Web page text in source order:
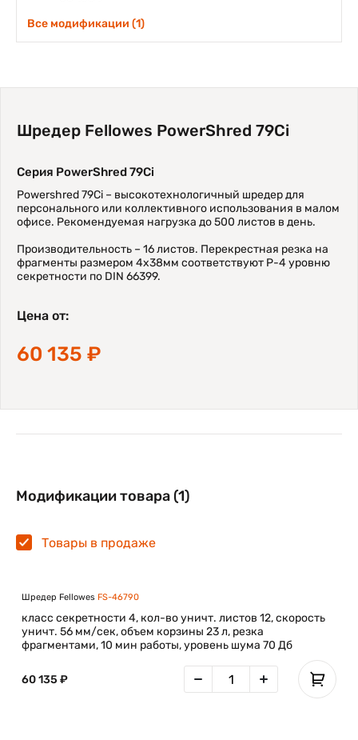
Все модификации (1)
Шредер Fellowes PowerShred 79Ci
Серия PowerShred 79Ci
Powershred 79Ci – высокотехнологичный шредер для
персонального или коллективного использования в малом
офисе. Рекомендуемая нагрузка до 500 листов в день.
Производительность – 16 листов. Перекрестная резка на
фрагменты размером 4х38мм соответствуют P-4 уровню
секретности по DIN 66399.
Цена от:
60 135 ₽
Модификации товара (1)
Товары в продаже
Шредер Fellowes FS-46790
класс секретности 4, кол-во уничт. листов 12, скорость
уничт. 56 мм/сек, объем корзины 23 л, резка
фрагментами, 10 мин работы, уровень шума 70 Дб
60 135 ₽